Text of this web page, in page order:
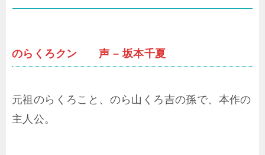
のらくろクン 声 – 坂本千夏
元祖のらくろこと、のら山くろ吉の孫で、本作の
主人公。